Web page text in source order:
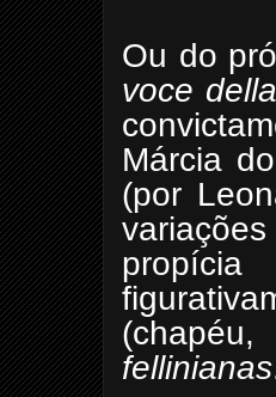
Ou do
voce
Márcia
(por
fellinianas